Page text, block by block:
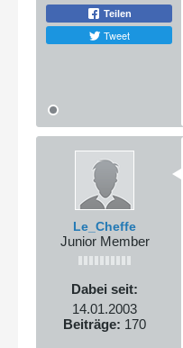
Teilen
Tweet
Le_Cheffe
Junior Member
Dabei seit:
14.01.2003
Beiträge: 170